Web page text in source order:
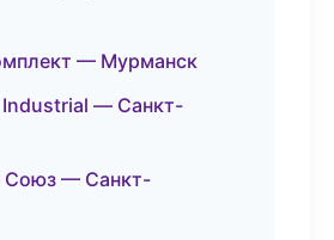
— Мурманск
Industrial — Санкт-
— Санкт-